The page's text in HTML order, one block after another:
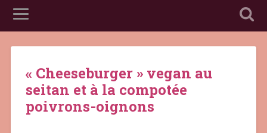
« Cheeseburger » vegan au
seitan et à la compotée
poivrons-oignons